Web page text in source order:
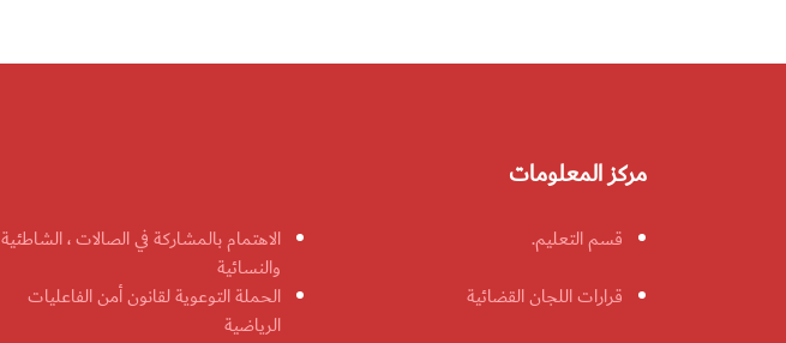
مركز المعلومات
قسم التعليم.
الاهتمام بالمشاركة في الصالات ، الشاطئية
والنسائية
قرارات اللجان القضائية
الحملة التوعوية لقانون أمن الفاعليات
الرياضية